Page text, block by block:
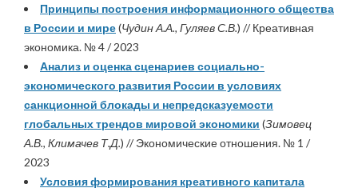
Принципы построения информационного общества
в России и мире(Чудин А.А., Гуляев С.В.) // Креативная
экономика. № 4 / 2023
Анализ и оценка сценариев социально-
экономического развития России в условиях
санкционной блокады и непредсказуемости
глобальных трендов мировой экономики (Зимовец
А.В., Климачев Т.Д.) // Экономические отношения. № 1 /
2023
Условия формирования креативного капитала